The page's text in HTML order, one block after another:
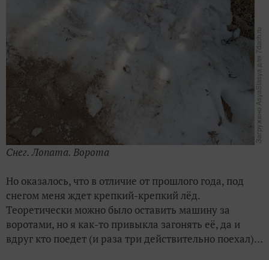
Снег. Лопата. Ворота
Но оказалось, что в отличие от прошлого года, под
снегом меня ждет крепкий-крепкий лёд.
Теоретически можно было оставить машину за
воротами, но я как-то привыкла загонять её, да и
вдруг кто поедет (и раза три действительно поехал)…